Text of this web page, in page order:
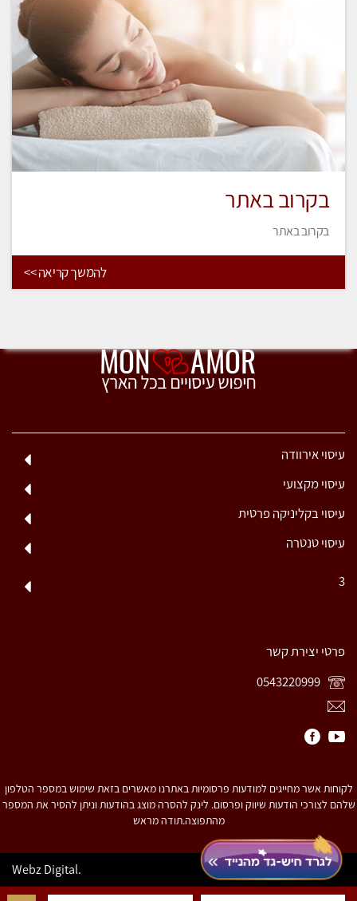
בקרוב באתר
בקרוב באתר
להמשך קריאה >>
עיסוי אירוודה
עיסוי מקצועי
עיסוי בקליניקה פרטית
עיסוי טנטרה
3
פרטי יצירת קשר
לקוחות אשר מחייגים למודעות פרסומיות באתרנו מאשרים בזאת שימוש במספר הטלפון
שלהם לצורכי הודעות שיווק ופרסום. לינק להסרה מוצג בהודעות וניתן להסיר את המספר
מהתפוצה.תודה מראש
© כל הזכויות שמורות. Webz Digital.